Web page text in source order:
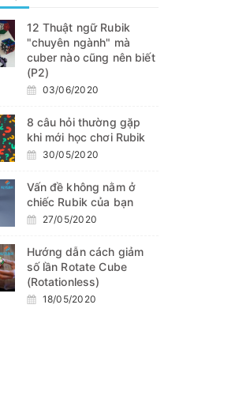
12 Thuật ngữ Rubik
"chuyên ngành" mà
cuber nào cũng nên biết
(P2)
03/06/2020
8 câu hỏi thường gặp
khi mới học chơi Rubik
30/05/2020
Vấn đề không nằm ở
chiếc Rubik của bạn
27/05/2020
Hướng dẫn cách giảm
số lần Rotate Cube
(Rotationless)
18/05/2020